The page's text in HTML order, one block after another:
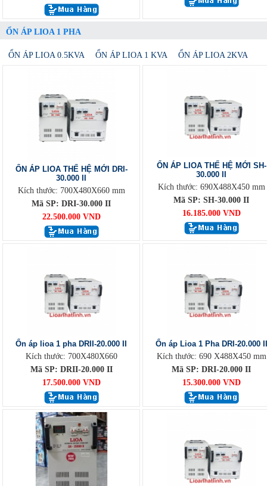
ỔN ÁP LIOA 1 PHA
ỔN ÁP LIOA 0.5KVA ỔN ÁP LIOA 1 KVA ỔN ÁP LIOA 2KVA
ỔN ÁP LIOA THẾ HỆ MỚI DRI-
30.000 II
Kích thước: 700X480X660 mm
Mã SP: DRI-30.000 II
22.500.000 VND
ỔN ÁP LIOA THẾ HỆ MỚI SH-
30.000 II
Kích thước: 690X488X450 mm
Mã SP: SH-30.000 II
16.185.000 VND
Ổn áp lioa 1 pha DRII-20.000 II
Kích thước: 700X480X660
Mã SP: DRII-20.000 II
17.500.000 VND
Ổn áp Lioa 1 Pha DRI-20.000 II
Kích thước: 690 X488X450 mm
Mã SP: DRI-20.000 II
15.300.000 VND